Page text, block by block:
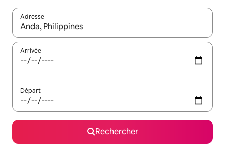
Adresse
Lorsque les résultats s'affichent, utilisez les flèches vers le
Arrivée
Départ
Rechercher